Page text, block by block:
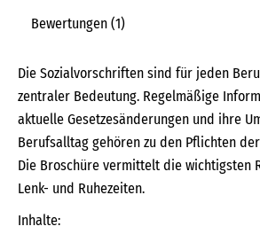
Bewertungen (1)
Die Sozialvorschriften sind für jeden
zentraler Bedeutung. Regelmäßige
aktuelle Gesetzesänderungen und ihre
Berufsalltag gehören zu den Pflichten
Die Broschüre vermittelt die wichtigsten
Lenk- und Ruhezeiten.
Inhalte: